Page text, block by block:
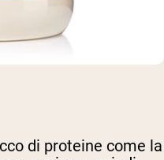
di proteine come la